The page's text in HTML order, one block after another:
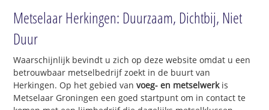
Metselaar Herkingen: Duurzaam, Dichtbij, Niet
Duur
Waarschijnlijk bevindt u zich op deze website omdat u een
betrouwbaar metselbedrijf zoekt in de buurt van
Herkingen. Op het gebied van voeg- en metselwerkis
Metselaar Groningen een goed startpunt om in contact te